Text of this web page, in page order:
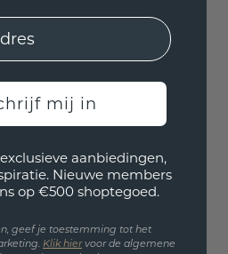
mij in
aanbiedingen,
Nieuwe members
op €500 shoptegoed.
geef je toestemming tot het
Klik hiervoor de algemene